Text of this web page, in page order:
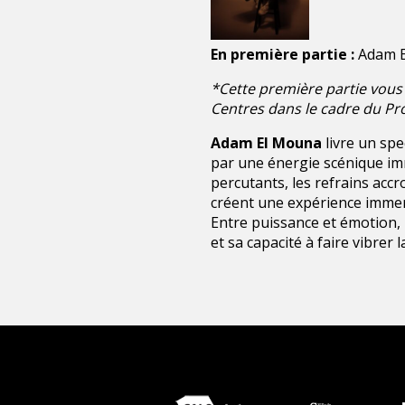
En première partie :Adam
*Cette première partie
Centres dans le cadre du
Adam El Mouna livre un
par une énergie scénique
percutants, les refrains
créent une expérience
Entre puissance et
et sa capacité à faire vibrer